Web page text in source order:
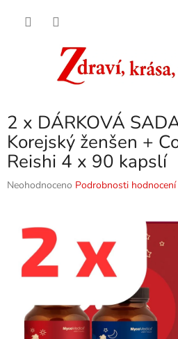
2 x DÁRKOVÁ
Korejský ženšen +
Reishi 4 x 90 kapslí
Průměrné
hvězdiček.
Neohodnoceno Podrobnosti hodnocení